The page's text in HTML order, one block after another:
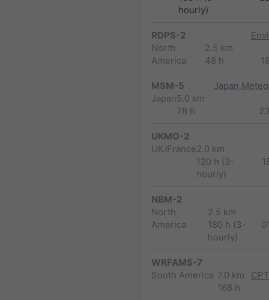
hourly)
RDPS-2
North
America
2.5 km
48 h
MSM-5
Japan5.0 km
78 h
Japan
UKMO-2
UK/France2.0 km
120 h (3-
hourly)
NBM-2
North
America
2.5 km
180 h (3-
hourly)
WRFAMS-7
South America 7.0 km
168 h